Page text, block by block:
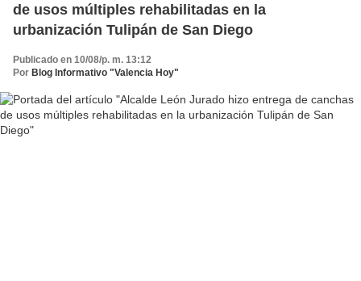
de usos múltiples rehabilitadas en la
urbanización Tulipán de San Diego
Publicado en 10/08/p. m. 13:12
Por Blog Informativo "Valencia Hoy"